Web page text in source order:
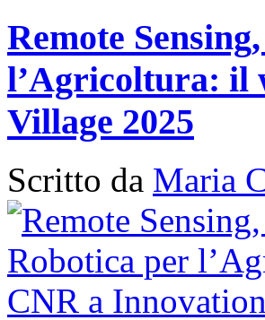
Remote
l’Agricoltura: il
Village 2025
Scritto da Maria